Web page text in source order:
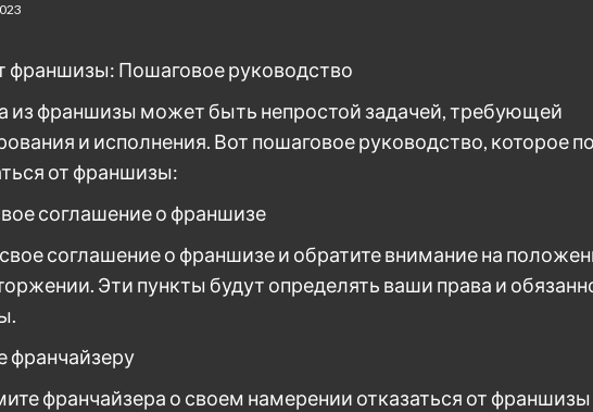
франшизы: Пошаговое руководство
из франшизы может быть непростой задачей, требующей
и исполнения. Вот пошаговое руководство, которое
от франшизы:
соглашение о франшизе
соглашение о франшизе и обратите внимание на
Эти пункты будут определять ваши права и
франчайзеру
франчайзера о своем намерении отказаться от франшизы